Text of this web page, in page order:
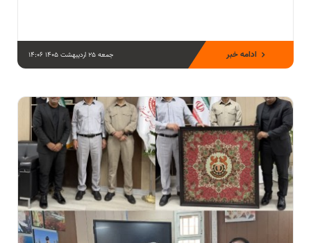
جمعه 25 اردیبهشت 1405 14:06 ادامه خبر